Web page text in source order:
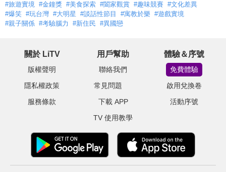
#旅遊實境 #金鐘獎 #美食探索 #闔家觀賞 #趣味競賽 #文化差異
#爆笑 #玩台灣 #大明星 #談話性節目 #寓教於樂 #遊戲實境
#親子關係 #考驗腦力 #新住民 #異國戀
關於 LiTV
版權聲明
隱私權政策
服務條款
用戶幫助
聯絡我們
常見問題
下載 APP
TV 使用教學
體驗＆序號
免費體驗
啟用兌換卷
活動序號